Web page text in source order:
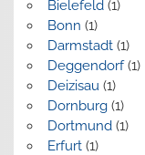
Bielefeld(1)
Bonn (1)
Darmstadt(1)
Deggendorf(1)
Deizisau (1)
Dornburg(1)
Dortmund(1)
Erfurt(1)